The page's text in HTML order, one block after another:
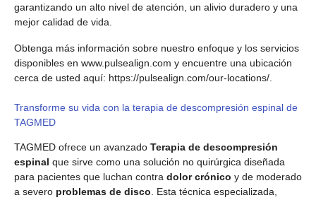
garantizando un alto nivel de atención, un alivio duradero y una
mejor calidad de vida.
Obtenga más información sobre nuestro enfoque y los servicios
disponibles en www.pulsealign.com y encuentre una ubicación
cerca de usted aquí: https://pulsealign.com/our-locations/.
Transforme su vida con la terapia de descompresión espinal de
TAGMED
TAGMED ofrece un avanzado Terapia de descompresión
espinal que sirve como una solución no quirúrgica diseñada
para pacientes que luchan contra dolor crónico y de moderado
a severo problemas de disco . Esta técnica especializada,